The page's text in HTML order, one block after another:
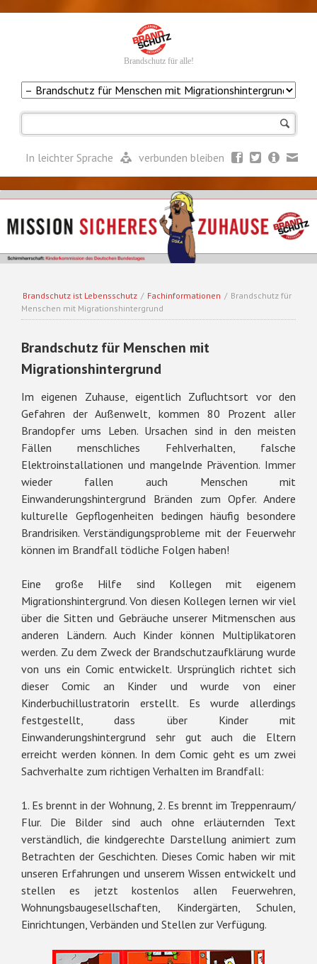
Brandschutz für alle!
Navigation
In leichter Sprache verbunden bleiben
Brandschutz ist Lebensschutz / Fachinformationen / Brandschutz für
Menschen mit Migrationshintergrund
Brandschutz für Menschen mit
Migrationshintergrund
Im eigenen Zuhause, eigentlich Zufluchtsort vor den
Gefahren der Außenwelt, kommen 80 Prozent aller
Brandopfer ums Leben. Ursachen sind in den meisten
Fällen menschliches Fehlverhalten, falsche
Elektroinstallationen und mangelnde Prävention. Immer
wieder fallen auch Menschen mit
Einwanderungshintergrund Bränden zum Opfer. Andere
kulturelle Gepflogenheiten bedingen häufig besondere
Brandrisiken. Verständigungsprobleme mit der Feuerwehr
können im Brandfall tödliche Folgen haben!
Eine große Hilfe sind Kollegen mit eigenem
Migrationshintergrund. Von diesen Kollegen lernen wir viel
über die Sitten und Gebräuche unserer Mitmenschen aus
anderen Ländern. Auch Kinder können Multiplikatoren
werden. Zu dem Zweck der Brandschutzaufklärung wurde
von uns ein Comic entwickelt. Ursprünglich richtet sich
dieser Comic an Kinder und wurde von einer
Kinderbuchillustratorin erstellt. Es wurde allerdings
festgestellt, dass über Kinder mit
Einwanderungshintergrund sehr gut auch die Eltern
erreicht werden können. In dem Comic geht es um zwei
Sachverhalte zum richtigen Verhalten im Brandfall:
1. Es brennt in der Wohnung, 2. Es brennt im Treppenraum/
Flur. Die Bilder sind auch ohne erläuternden Text
verständlich, die kindgerechte Darstellung animiert zum
Betrachten der Geschichten. Dieses Comic haben wir mit
unseren Erfahrungen und unserem Wissen entwickelt und
stellen es jetzt kostenlos allen Feuerwehren,
Wohnungsbaugesellschaften, Kindergärten, Schulen,
Einrichtungen, Verbänden und Stellen zur Verfügung.